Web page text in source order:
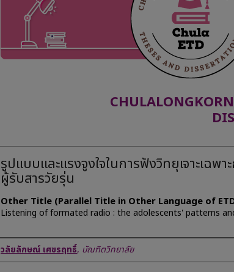
รูปแบบและแรงจูงใจในการฟังวิทยุเจาะเฉพ
ผู้รับสารวัยรุ่น
Other Title (Parallel Title in Other Language of
Listening of formated radio : the adolescents' patterns
Author
วลัยลักษณ์ เศขรฤทธิ์, บัณฑิตวิทยาลัย